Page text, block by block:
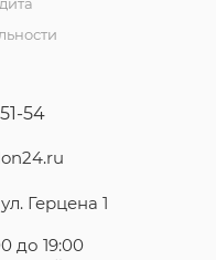
54
Герцена 1
до 19:00